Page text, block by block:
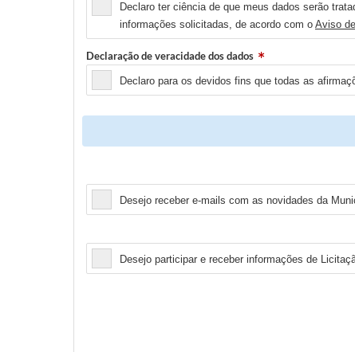
Declaro ter ciência de que meus dados serão
informações solicitadas, de acordo com o Aviso
Declaração de veracidade dos dados
Declaro para os devidos fins que todas as
Desejo receber e-mails com as novidades da
Desejo participar e receber informações de